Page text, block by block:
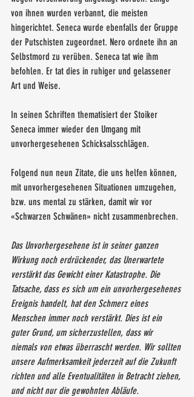
von ihnen wurden verbannt, die meisten
hingerichtet. Seneca wurde ebenfalls der Gruppe
der Putschisten zugeordnet. Nero ordnete ihn an
Selbstmord zu verüben. Seneca tat wie ihm
befohlen. Er tat dies in ruhiger und gelassener
Art und Weise.
In seinen Schriften thematisiert der Stoiker
Seneca immer wieder den Umgang mit
unvorhergesehenen Schicksalsschlägen.
Folgend nun neun Zitate, die uns helfen können,
mit unvorhergesehenen Situationen umzugehen,
bzw. uns mental zu stärken, damit wir vor
«Schwarzen Schwänen» nicht zusammenbrechen.
Das Unvorhergesehene ist in seiner ganzen
Wirkung noch erdrückender, das Unerwartete
verstärkt das Gewicht einer Katastrophe. Die
Tatsache, dass es sich um ein unvorhergesehenes
Ereignis handelt, hat den Schmerz eines
Menschen immer noch verstärkt. Dies ist ein
guter Grund, um sicherzustellen, dass wir
niemals von etwas überrascht werden. Wir sollten
unsere Aufmerksamkeit jederzeit auf die Zukunft
richten und alle Eventualitäten in Betracht ziehen,
und nicht nur die gewohnten Abläufe.